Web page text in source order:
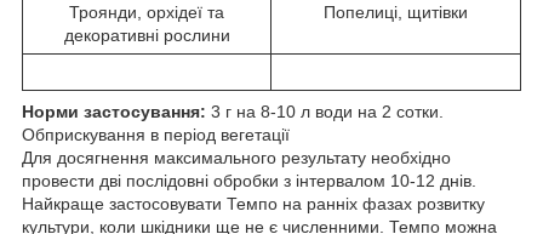
Троянди, орхідеї та
декоративні рослини
Попелиці, щитівки
Норми застосування: 3 г на 8-10 л води на 2 сотки.
Обприскування в період вегетації
Для досягнення максимального результату необхідно
провести дві послідовні обробки з інтервалом 10-12 днів.
Найкраще застосовувати Темпо на ранніх фазах розвитку
культури, коли шкідники ще не є численними. Темпо можна